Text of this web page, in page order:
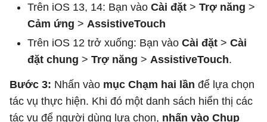
Trên iOS 13, 14: Bạn vào Cài đặt > Trợ năng >
Cảm ứng > AssistiveTouch
Trên iOS 12 trở xuống: Bạn vào Cài đặt > Cài
đặt chung > Trợ năng > AssistiveTouch.
Bước 3: Nhấn vào mục Chạm hai lần để lựa chọn
tác vụ thực hiện. Khi đó một danh sách hiển thị các
tác vụ để người dùng lựa chọn, nhấn vào Chụp